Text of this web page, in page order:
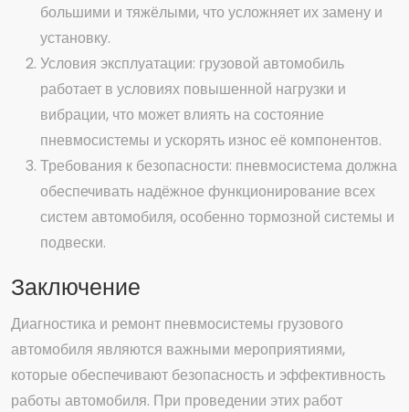
большими и тяжёлыми, что усложняет их замену и
установку.
Условия эксплуатации: грузовой автомобиль
работает в условиях повышенной нагрузки и
вибрации, что может влиять на состояние
пневмосистемы и ускорять износ её компонентов.
Требования к безопасности: пневмосистема должна
обеспечивать надёжное функционирование всех
систем автомобиля, особенно тормозной системы и
подвески.
Заключение
Диагностика и ремонт пневмосистемы грузового
автомобиля являются важными мероприятиями,
которые обеспечивают безопасность и эффективность
работы автомобиля. При проведении этих работ